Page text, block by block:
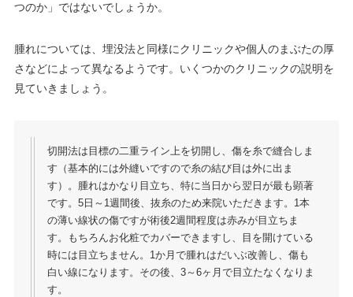
つのか」ではないでしょうか。
腫れについては、埋没法と同様にクリニックや個人のまぶたの厚
さなどによって異なるようです。いくつかのクリニックの説明を
見ていきましょう。
切開法は目標の二重ライン上を切開し、傷を糸で縫合しま
す（基本的には外縫いですので糸の結び目は外に出ま
す）。腫れはかなり目立ち、特に当日から翌日が最も顕著
です。5日～1週間後、抜糸のため来院いただきます。1本
の薄い線状の傷ですが術後2週間程度は赤みが目立ちま
す。もちろんお化粧でカバーできますし、目を開けている
時には目立ちません。1か月で腫れはだいぶ改善し、傷も
白い線になります。その後、3～6ヶ月で目立たなくなりま
す。